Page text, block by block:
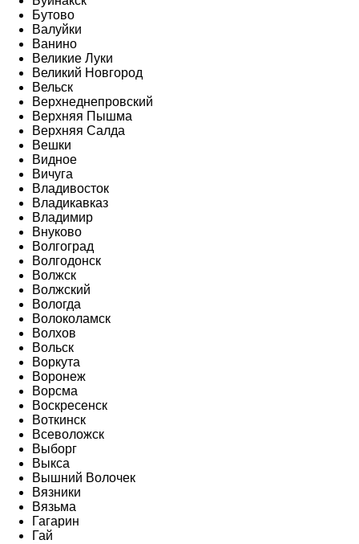
Бутово
Валуйки
Ванино
Великие Луки
Великий Новгород
Вельск
Верхнеднепровский
Верхняя Пышма
Верхняя Салда
Вешки
Видное
Вичуга
Владивосток
Владикавказ
Владимир
Внуково
Волгоград
Волгодонск
Волжск
Волжский
Вологда
Волоколамск
Волхов
Вольск
Воркута
Воронеж
Ворсма
Воскресенск
Воткинск
Всеволожск
Выборг
Выкса
Вышний Волочек
Вязники
Вязьма
Гагарин
Гай